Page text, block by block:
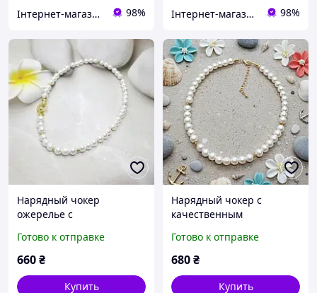
Інтернет-магазин ARIShop 98% Інтернет-магазин ARIShop 98%
Нарядный чокер
ожерелье с
искусственным жемчугом
Готово к отправке
660₴
Купить
Нарядный чокер с
качественным
Готово к отправке
680₴
Купить